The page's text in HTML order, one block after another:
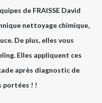
de FRAISSE David
nettoyage chimique,
De plus, elles vous
Elles appliquent ces
après diagnostic de
portées ! !